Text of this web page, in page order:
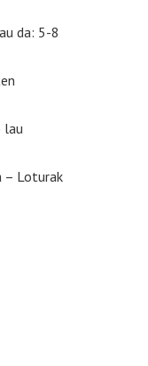
da: 5-8
lau
– Loturak